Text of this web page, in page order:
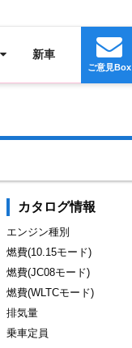
新車
ご意見Box
カタログ情報
エンジン種別
燃費(10.15モード)
燃費(JC08モード)
燃費(WLTCモード)
排気量
乗車定員